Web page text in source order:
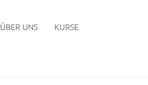
ÜBER UNS KURSE